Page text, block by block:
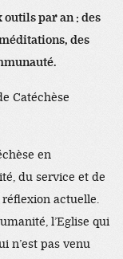
outils par an : des
des
Catéchèse
en
du service et de
réflexion actuelle.
l’Eglise qui
n’est pas venu